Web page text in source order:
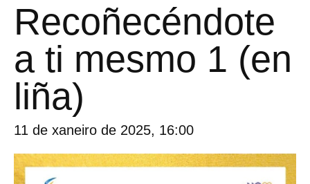
Recoñecéndote
a ti mesmo 1 (en
liña)
11 de xaneiro de 2025, 16:00